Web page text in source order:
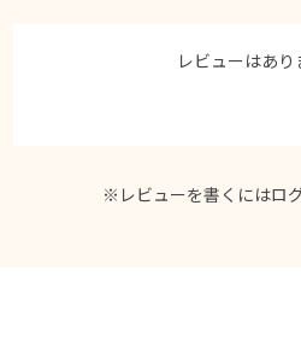
レビューはあり
※レビューを書くにはロ